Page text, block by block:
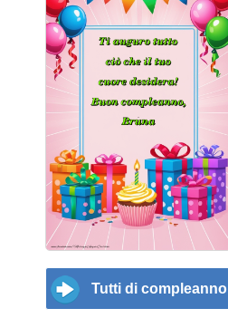
Tutti di compleanno